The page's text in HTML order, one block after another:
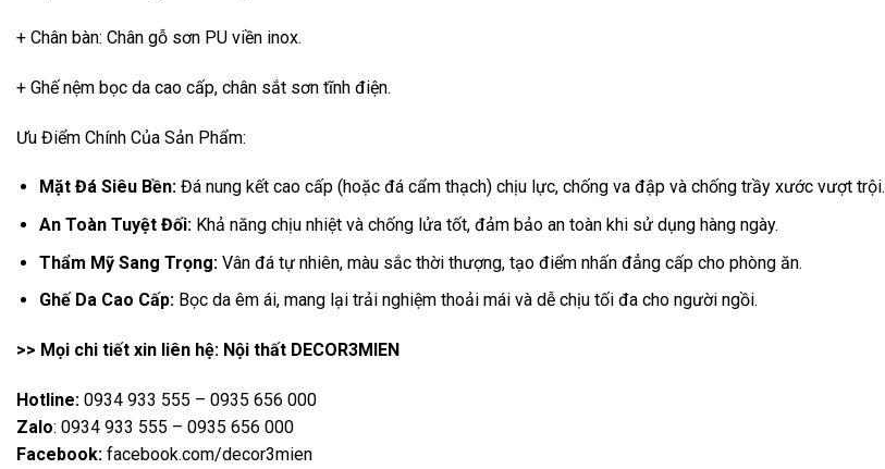
+ Chân bàn: Chân gỗ sơn PU viền inox.
+ Ghế nệm bọc da cao cấp, chân sắt sơn tĩnh điện.
Ưu Điểm Chính Của Sản Phẩm:
Mặt Đá Siêu Bền:Đá nung kết cao cấp (hoặc đá cẩm thạch) chịu lực, chống va đập và chống trầy xước vượt trội.
An Toàn Tuyệt Đối:Khả năng chịu nhiệt và chống lửa tốt, đảm bảo an toàn khi sử dụng hàng ngày.
Thẩm Mỹ Sang Trọng:Vân đá tự nhiên, màu sắc thời thượng, tạo điểm nhấn đẳng cấp cho phòng ăn.
Ghế Da Cao Cấp:Bọc da êm ái, mang lại trải nghiệm thoải mái và dễ chịu tối đa cho người ngồi.
>> Mọi chi tiết xin liên hệ: Nội thất DECOR3MIEN
Hotline: 0934 933 555 – 0935 656 000
Zalo: 0934 933 555 – 0935 656 000
Facebook: facebook.com/decor3mien